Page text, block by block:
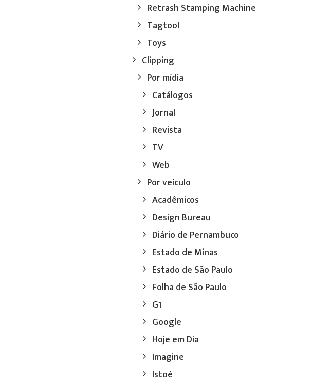
Retrash Stamping Machine
Tagtool
Toys
Clipping
Por mídia
Catálogos
Jornal
Revista
TV
Web
Por veículo
Acadêmicos
Design Bureau
Diário de Pernambuco
Estado de Minas
Estado de São Paulo
Folha de São Paulo
G1
Google
Hoje em Dia
Imagine
Istoé